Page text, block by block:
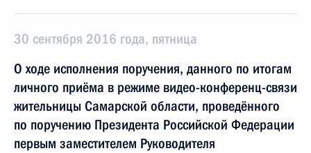
30 сентября 2016 года, пятница
О ходе исполнения поручения, данного по итогам
личного приёма в режиме видео-конференц-связи
жительницы Самарской области, проведённого
по поручению Президента Российской Федерации
первым заместителем Руководителя